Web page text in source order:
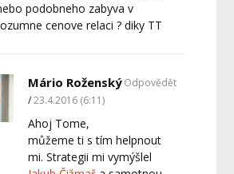
podobneho zabyva v
cenove relaci ? diky TT
Mário Roženský
23.4.2016 (6:11)
Ahoj Tome,
můžeme ti s tím helpnout
mi. Strategii mi vymýšlel
Odpovědět